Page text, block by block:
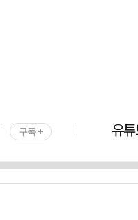
구독 + 유